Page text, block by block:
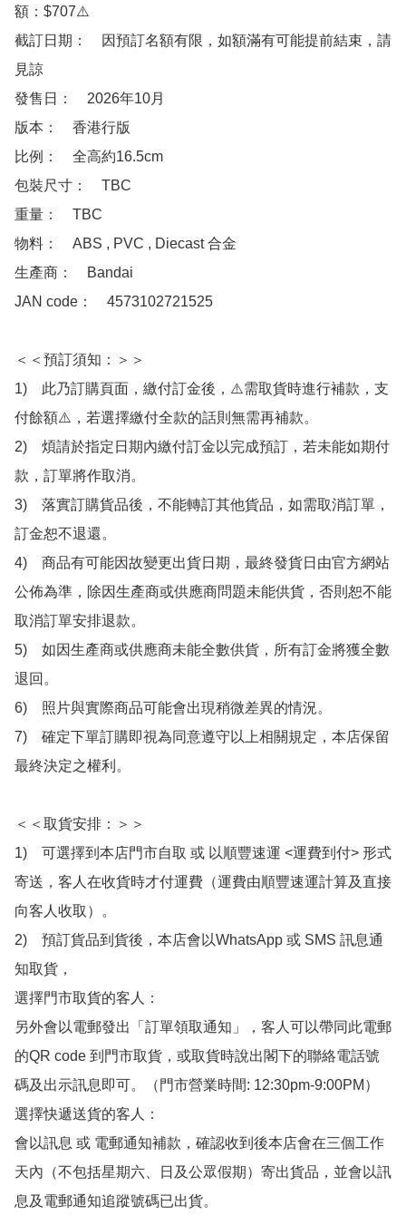
額：$707⚠️
截訂日期：　因預訂名額有限，如額滿有可能提前結束，請
見諒
發售日：　2026年10月
版本：　香港行版
比例：　全高約16.5cm
包裝尺寸：　TBC
重量：　TBC
物料：　ABS , PVC , Diecast 合金
生產商：　Bandai
JAN code：　4573102721525
＜＜預訂須知：＞＞
1)　此乃訂購頁面，繳付訂金後，⚠️需取貨時進行補款，支
付餘額⚠️，若選擇繳付全款的話則無需再補款。
2)　煩請於指定日期內繳付訂金以完成預訂，若未能如期付
款，訂單將作取消。
3)　落實訂購貨品後，不能轉訂其他貨品，如需取消訂單，
訂金恕不退還。
4)　商品有可能因故變更出貨日期，最終發貨日由官方網站
公佈為準，除因生產商或供應商問題未能供貨，否則恕不能
取消訂單安排退款。
5)　如因生產商或供應商未能全數供貨，所有訂金將獲全數
退回。
6)　照片與實際商品可能會出現稍微差異的情況。
7)　確定下單訂購即視為同意遵守以上相關規定，本店保留
最終決定之權利。
＜＜取貨安排：＞＞
1)　可選擇到本店門市自取 或 以順豐速運 <運費到付> 形式
寄送，客人在收貨時才付運費（運費由順豐速運計算及直接
向客人收取）。
2)　預訂貨品到貨後，本店會以WhatsApp 或 SMS 訊息通
知取貨，
選擇門市取貨的客人：
另外會以電郵發出「訂單領取通知」，客人可以帶同此電郵
的QR code 到門市取貨，或取貨時說出閣下的聯絡電話號
碼及出示訊息即可。（門市營業時間: 12:30pm-9:00PM）
選擇快遞送貨的客人：
會以訊息 或 電郵通知補款，確認收到後本店會在三個工作
天內（不包括星期六、日及公眾假期）寄出貨品，並會以訊
息及電郵通知追蹤號碼已出貨。